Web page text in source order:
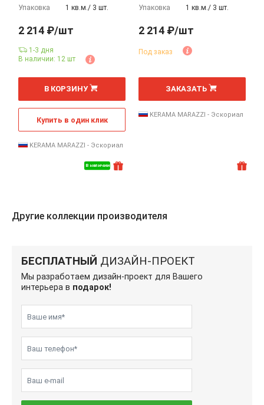
Упаковка
1 кв.м./ 3 шт.
В наличии
2 214 ₽/шт
1-3 дня
В наличии: 12 шт
шт
В КОРЗИНУ
Купить в один клик
KERAMA MARAZZI - Эскориал
Упаковка
1 кв.м./ 3 шт.
2 214 ₽/шт
Под заказ
шт
ЗАКАЗАТЬ
KERAMA MARAZZI - Эскориал
Другие коллекции производителя
БЕСПЛАТНЫЙ ДИЗАЙН-ПРОЕКТ
Мы разработаем дизайн-проект для Вашего
интерьера в подарок!